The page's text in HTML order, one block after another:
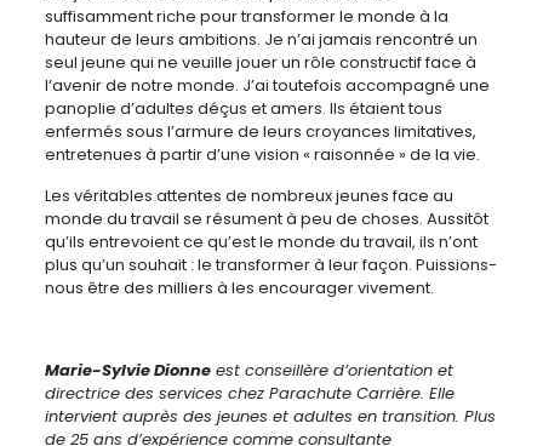
suffisamment riche pour transformer le monde à la
hauteur de leurs ambitions. Je n’ai jamais rencontré un
seul jeune qui ne veuille jouer un rôle constructif face à
l’avenir de notre monde. J’ai toutefois accompagné une
panoplie d’adultes déçus et amers. Ils étaient tous
enfermés sous l’armure de leurs croyances limitatives,
entretenues à partir d’une vision « raisonnée » de la vie.
Les véritables attentes de nombreux jeunes face au
monde du travail se résument à peu de choses. Aussitôt
qu’ils entrevoient ce qu’est le monde du travail, ils n’ont
plus qu’un souhait : le transformer à leur façon. Puissions-
nous être des milliers à les encourager vivement.
Marie-Sylvie Dionneest conseillère d’orientation et
directrice des services chez Parachute Carrière. Elle
intervient auprès des jeunes et adultes en transition. Plus
de 25 ans d’expérience comme consultante